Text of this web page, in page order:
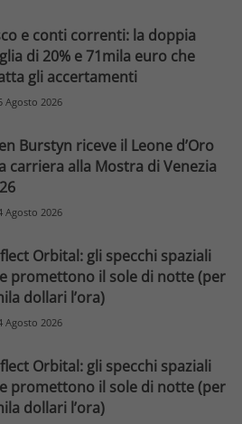
e conti correnti: la doppia
di 20% e 71mila euro che
gli accertamenti
Agosto 2026
Burstyn riceve il Leone d’Oro
carriera alla Mostra di Venezia
Agosto 2026
Orbital: gli specchi spaziali
promettono il sole di notte (per
dollari l’ora)
Agosto 2026
Orbital: gli specchi spaziali
promettono il sole di notte (per
dollari l’ora)